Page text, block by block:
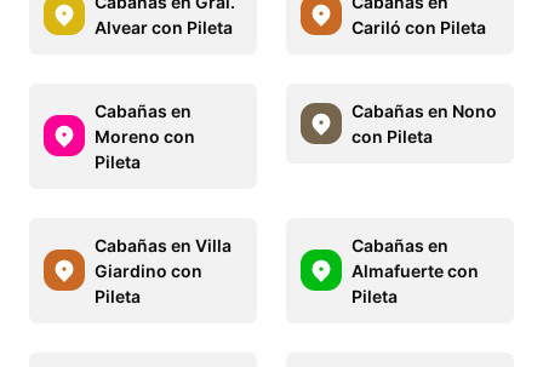
Alvear con Pileta
Cariló con Pileta
Cabañas en
Moreno con
Pileta
Cabañas en Nono
con Pileta
Cabañas en Villa
Giardino con
Pileta
Cabañas en
Almafuerte con
Pileta